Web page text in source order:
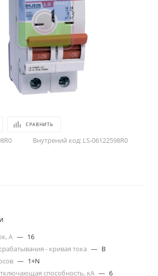
СРАВНИТЬ
Внутрений код: LS-06122598R0
А — 16
- кривая тока — B
— 1+N
способность, кА — 6